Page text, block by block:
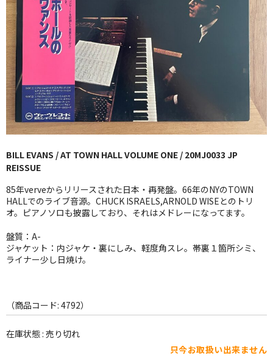
New Arrivals
新譜
GG RECORD （当店のレーベル）
全商品
JAZZ-US
BLUE NOTE
JAZZ-EU
JAZZ-JP
JAZZ-VOCAL
J-POP
ROCK
WORLD
その他
BILL EVANS / AT TOWN HALL VOLUME ONE / 20MJ0033 JP
REISSUE
85年verveからリリースされた日本・再発盤。66年のNYのTOWN
HALLでのライブ音源。CHUCK ISRAELS,ARNOLD WISEとのトリ
オ。ピアノソロも披露しており、それはメドレーになってます。
盤質：A-
ジャケット：内ジャケ・裏にしみ、軽度角スレ。帯裏１箇所シミ、
ライナー少し日焼け。
（商品コード: 4792）
在庫状態 : 売り切れ
只今お取扱い出来ません